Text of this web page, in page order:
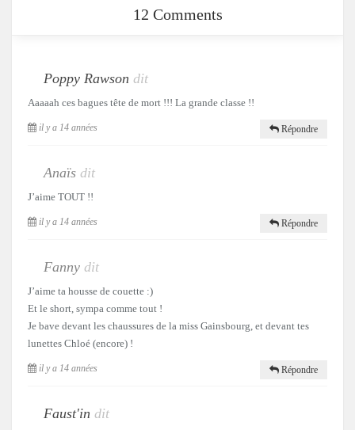
12 Comments
Poppy Rawson dit
Aaaaah ces bagues tête de mort !!! La grande classe !!
il y a 14 années Répondre
Anaïs dit
J’aime TOUT !!
il y a 14 années Répondre
Fanny dit
J’aime ta housse de couette :)
Et le short, sympa comme tout !
Je bave devant les chaussures de la miss Gainsbourg, et devant tes
lunettes Chloé (encore) !
il y a 14 années Répondre
Faust'in dit